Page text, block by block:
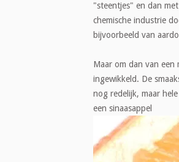
"steentjes" en dan
chemische industrie
bijvoorbeeld van
Maar om dan van een
ingewikkeld. De
nog redelijk, maar
een sinaasappel